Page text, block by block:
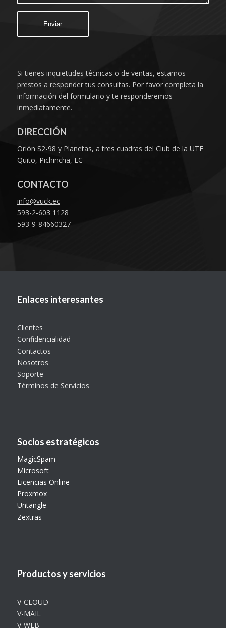
Si tienes inquietudes técnicas o de ventas, estamos
prestos a responder tus consultas. Por favor completa la
información del formulario y te responderemos
inmediatamente.
DIRECCIÓN
Orión S2-98 y Planetas, a tres cuadras del Club de la UTE
Quito, Pichincha, EC
CONTACTO
info@vuck.ec
593-2-603 1128
593-9-84660327
Enlaces interesantes
Clientes
Confidencialidad
Contactos
Nosotros
Soporte
Términos de Servicios
Socios estratégicos
MagicSpam
Microsoft
Licencias Online
Proxmox
Untangle
Zextras
Productos y servicios
V-CLOUD
V-MAIL
V-WEB